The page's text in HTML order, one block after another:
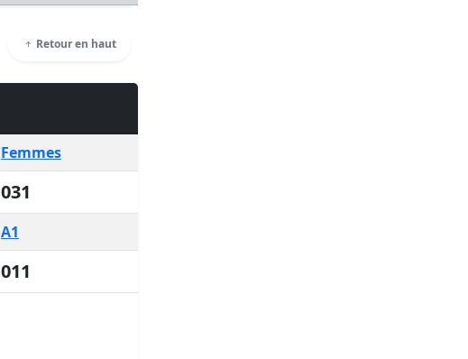
Retour en haut
Femmes
031
A1
011